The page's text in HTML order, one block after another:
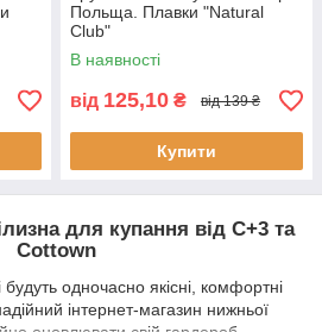
Польща. Плавки "Natural
Club"
В наявності
від 125,10 ₴ від 139 ₴
Купити
для купання від С+3 та
Cottown
одночасно якісні, комфортні
інтернет-магазин нижньої